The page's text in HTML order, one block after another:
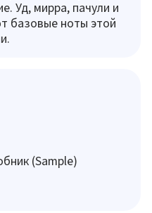
Уд, мирра, пачули и
базовые ноты этой
(Sample)